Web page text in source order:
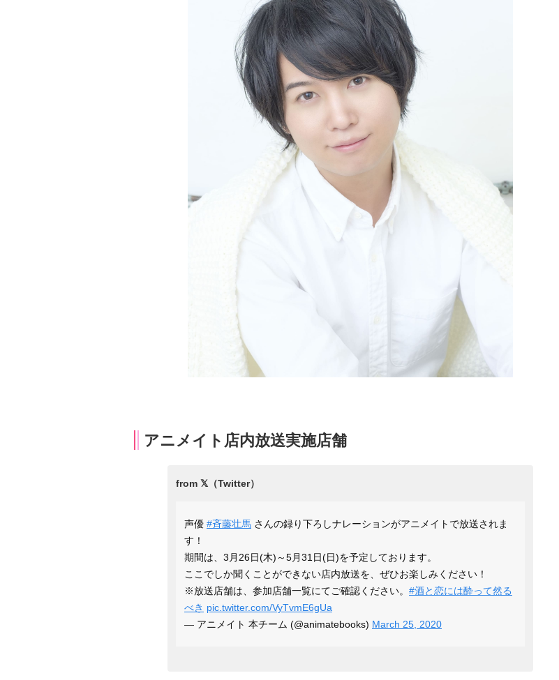
アニメイト店内放送実施店舗
声優 #斉藤壮馬 さんの録り下ろしナレーションがアニメイトで放送されま
す！
期間は、3月26日(木)～5月31日(日)を予定しております。
ここでしか聞くことができない店内放送を、ぜひお楽しみください！
※放送店舗は、参加店舗一覧にてご確認ください。 #酒と恋には酔って然る
べき pic.twitter.com/VyTvmE6gUa
— アニメイト 本チーム (@animatebooks) March 25, 2020